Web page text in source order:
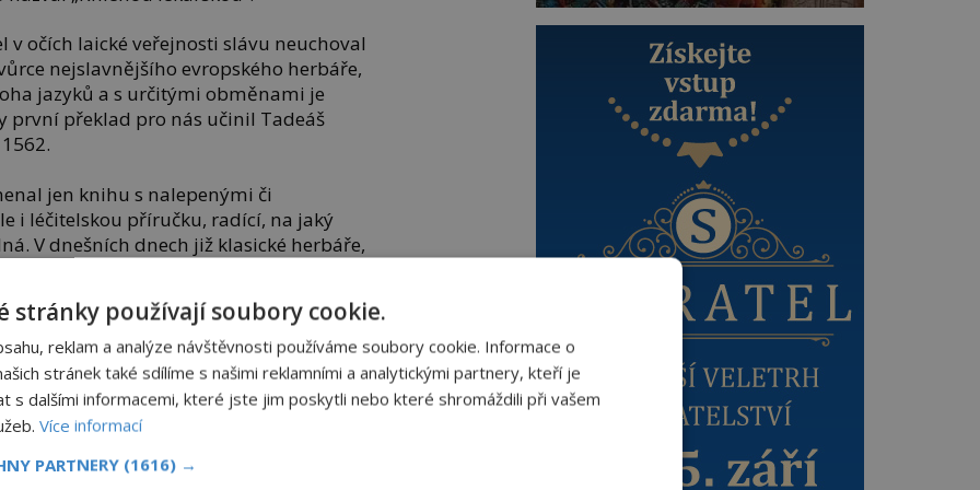
v očích laické veřejnosti slávu neuchoval
nejslavnějšího evropského herbáře,
jazyků a s určitými obměnami je
první překlad pro nás učinil Tadeáš
jen knihu s nalepenými či
i léčitelskou příručku, radící, na jaký
V dnešních dnech již klasické herbáře,
potkáváme zřídka.
multimedialitě, jak vypadá příroda,
Při jejich výběru dáváme přednost
ne příliš malým – jaké
stránky používají soubory cookie.
reklam a analýze návštěvnosti používáme soubory cookie. Informace o
stránek také sdílíme s našimi reklamními a analytickými partnery, kteří je
s dalšími informacemi, které jste jim poskytli nebo které shromáždili při vašem
Více informací
PARTNERY (1616) →